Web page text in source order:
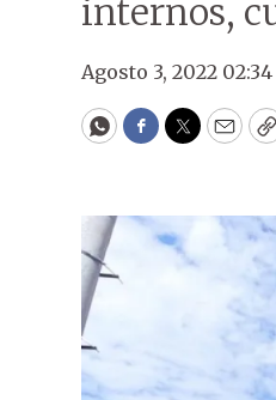
internos,
Agosto 3, 2022
WhatsApp
Facebook
Twitter